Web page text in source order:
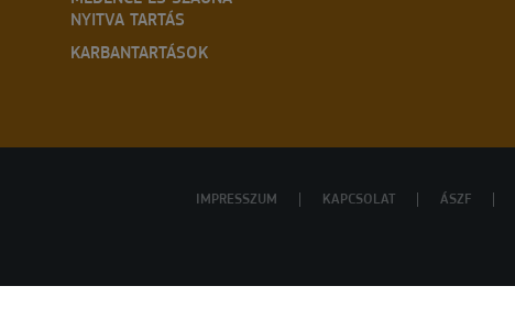
NYITVA TARTÁS
KARBANTARTÁSOK
IMPRESSZUM KAPCSOLAT ÁSZF